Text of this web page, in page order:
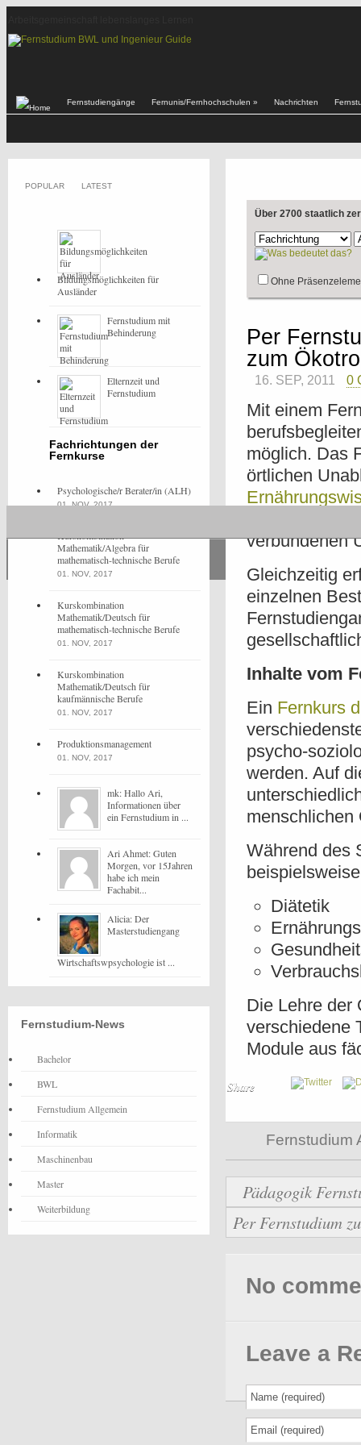
Fernstudiengänge Fernunis/Fernhochschulen » Nachrichten
Über 2700 staatlich
Ohne
Per
zum
16. SEP, 2011 0
Mit einem
möglich. Das
örtlichen
verbundenen
Gleichzeitig
einzelnen
Inhalte vom
Ein Fernkurs
psycho-
werden. Auf
menschlichen
Während des
Diätetik
Die Lehre der
verschiedene
Module aus
Share
Fernstudium
Pädagogik
Per Fernstudium
No
Leave a
POPULAR LATEST
Bildungsmöglichkeiten für
Ausländer
Fernstudium mit
Behinderung
Elternzeit und
Fernstudium
Fachrichtungen der
Fernkurse
Psychologische/r Berater/in (ALH)
01. NOV, 2017
Kurskombination
Mathematik/Algebra für
mathematisch-technische Berufe
01. NOV, 2017
Kurskombination
Mathematik/Deutsch für
mathematisch-technische Berufe
01. NOV, 2017
Kurskombination
Mathematik/Deutsch für
kaufmännische Berufe
01. NOV, 2017
Produktionsmanagement
01. NOV, 2017
mk: Hallo Ari,
Informationen über
ein Fernstudium in ...
Ari Ahmet: Guten
Morgen, vor 15Jahren
habe ich mein
Fachabit...
Alicia: Der
Masterstudiengang
Wirtschaftswpsychologie ist ...
Fernstudium-News
Bachelor
BWL
Fernstudium Allgemein
Informatik
Maschinenbau
Master
Weiterbildung